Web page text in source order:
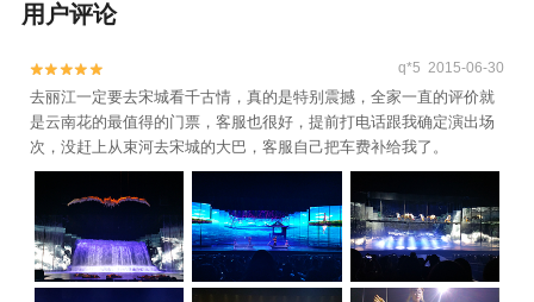
用户评论

 q*5 2015-06-30
去丽江一定要去宋城看千古情，真的是特别震撼，全家一直的评价就
是云南花的最值得的门票，客服也很好，提前打电话跟我确定演出场
次，没赶上从束河去宋城的大巴，客服自己把车费补给我了。